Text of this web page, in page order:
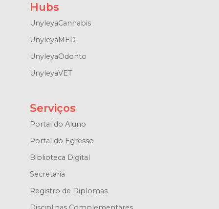
Hubs
UnyleyaCannabis
UnyleyaMED
UnyleyaOdonto
UnyleyaVET
Serviços
Portal do Aluno
Portal do Egresso
Biblioteca Digital
Secretaria
Registro de Diplomas